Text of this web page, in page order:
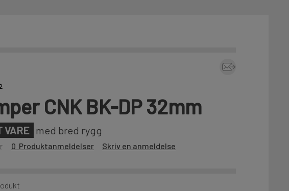
CNK BK-DP 32mm
VARE med bred rygg
0 Produktanmeldelser Skriv en anmeldelse